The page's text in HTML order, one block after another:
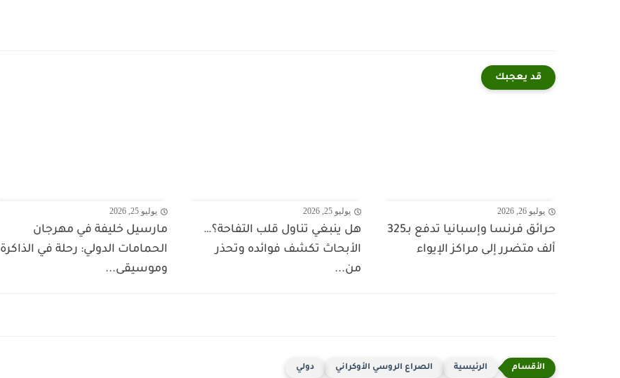
قد يعجبك
يوليو 26, 2026
حرائق فرنسا وإسبانيا تدفع بـ325
ألف متضرر إلى مراكز الإيواء
يوليو 25, 2026
هل ينبغي تناول قلب التفاحة؟…
الأبحاث تكشف فوائده وتحذر
من...
يوليو 25, 2026
مارسيل خليفة في مهرجان
الحمامات الدولي: رحلة في الذاكرة
وموسيقى...
الرئيسية الصراع الروسي الأوكراني دولي